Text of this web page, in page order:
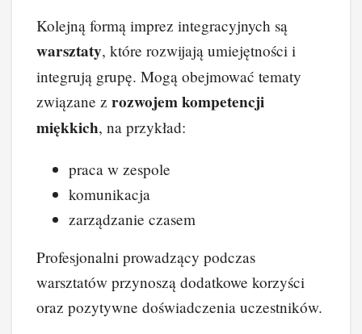
Kolejną formą imprez integracyjnych są
warsztaty, które rozwijają umiejętności i
integrują grupę. Mogą obejmować tematy
związane z rozwojem kompetencji
miękkich, na przykład:
praca w zespole
komunikacja
zarządzanie czasem
Profesjonalni prowadzący podczas
warsztatów przynoszą dodatkowe korzyści
oraz pozytywne doświadczenia uczestników.